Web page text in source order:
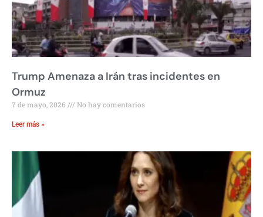
Trump Amenaza a Irán tras incidentes en
Ormuz
7 de mayo, 2026 No hay comentarios
Leer más »